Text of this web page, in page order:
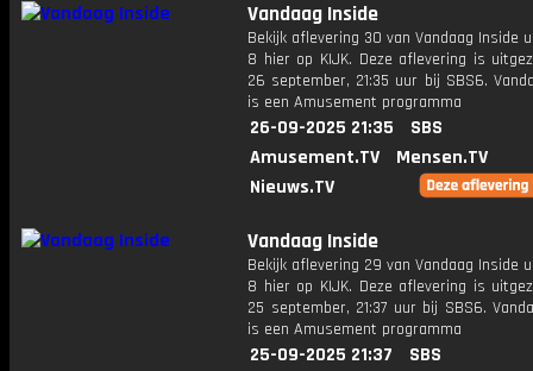
Vandaag Inside
Bekijk aflevering 30 van Vandaag Inside
8 hier op KIJK. Deze aflevering is
26 september, 21:35 uur bij SBS6.
is een Amusement programma
26-09-2025 21:35
SBS
Amusement.TV
Mensen.TV
Nieuws.TV
Vandaag Inside
Bekijk aflevering 29 van Vandaag Inside
8 hier op KIJK. Deze aflevering is
25 september, 21:37 uur bij SBS6.
is een Amusement programma
25-09-2025 21:37
SBS